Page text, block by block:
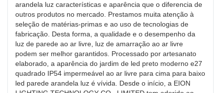
arandela luz características e aparência que o diferencia de
outros produtos no mercado. Prestamos muita atenção à
seleção de matérias-primas e ao uso de tecnologias de
fabricação. Desta forma, a qualidade e o desempenho da
luz de parede ao ar livre, luz de amarração ao ar livre
podem ser melhor garantidos. Processado por artesanato
elaborado, a aparência do jardim de led preto moderno e27
quadrado IP54 impermeável ao ar livre para cima para baixo
led parede arandela luz é vívida. Desde o início, a EION